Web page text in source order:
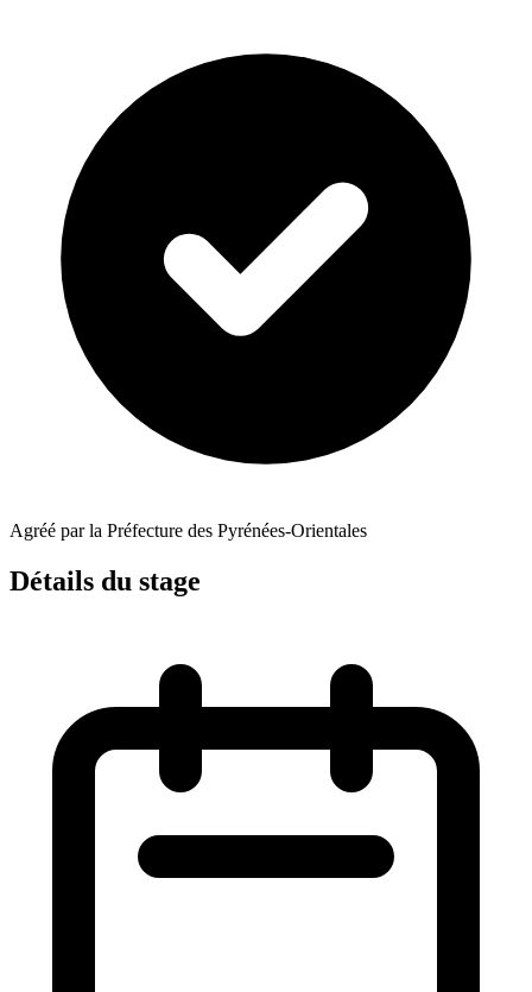
Agréé par la Préfecture des Pyrénées-Orientales
Détails du stage